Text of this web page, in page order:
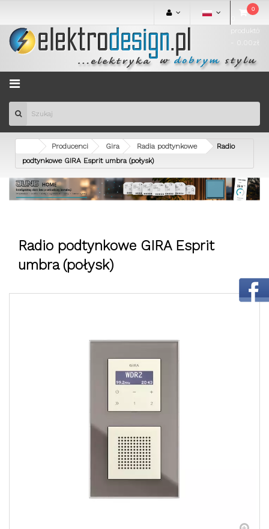
0
produktów
- 0.00zł
Menu
Producenci Gira Radia podtynkowe
Radio
podtynkowe GIRA Esprit umbra (połysk)
Radio podtynkowe GIRA Esprit
umbra (połysk)